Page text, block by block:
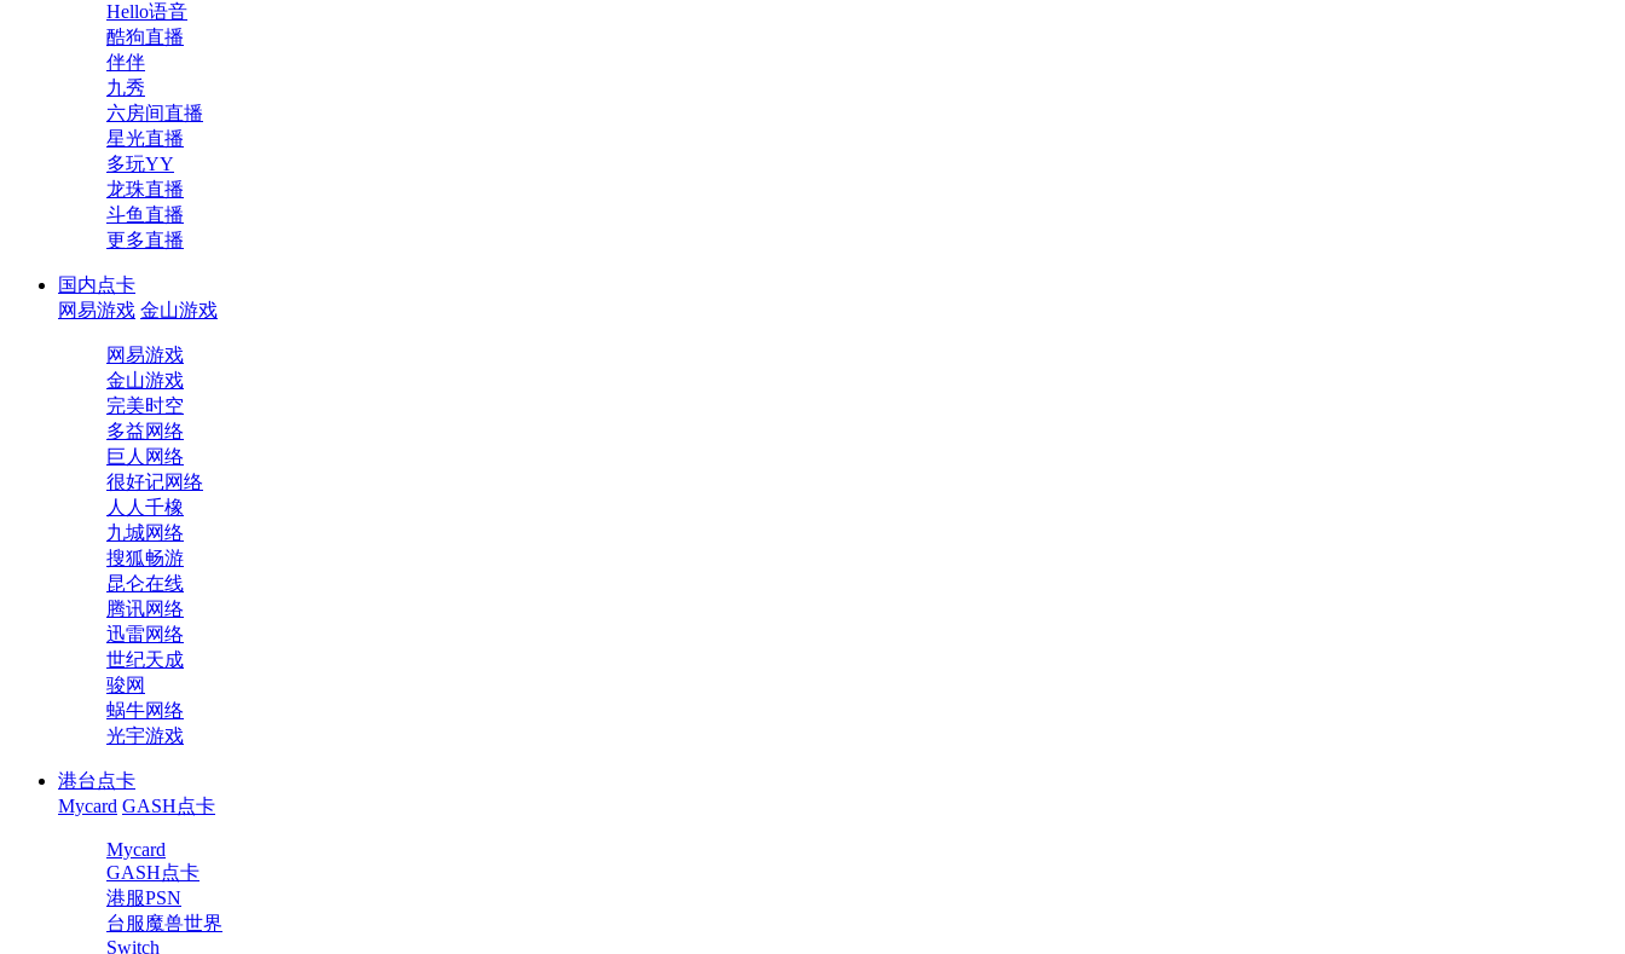
Hello语音
酷狗直播
伴伴
九秀
六房间直播
星光直播
多玩YY
龙珠直播
斗鱼直播
更多直播
国内点卡
网易游戏 金山游戏
网易游戏
金山游戏
完美时空
多益网络
巨人网络
很好记网络
人人千橡
九城网络
搜狐畅游
昆仑在线
腾讯网络
迅雷网络
世纪天成
骏网
蜗牛网络
光宇游戏
港台点卡
Mycard GASH点卡
Mycard
GASH点卡
港服PSN
台服魔兽世界
Switch